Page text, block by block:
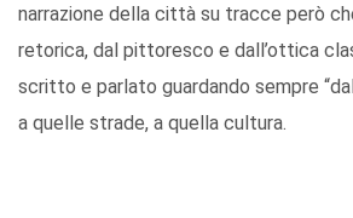
narrazione della città su tracce però
retorica, dal pittoresco e dall’ottica
scritto e parlato guardando sempre
a quelle strade, a quella cultura.